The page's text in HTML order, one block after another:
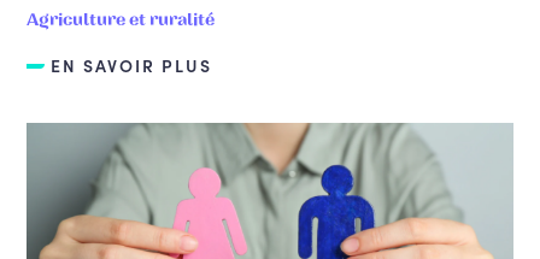
Agriculture et ruralité
EN SAVOIR PLUS